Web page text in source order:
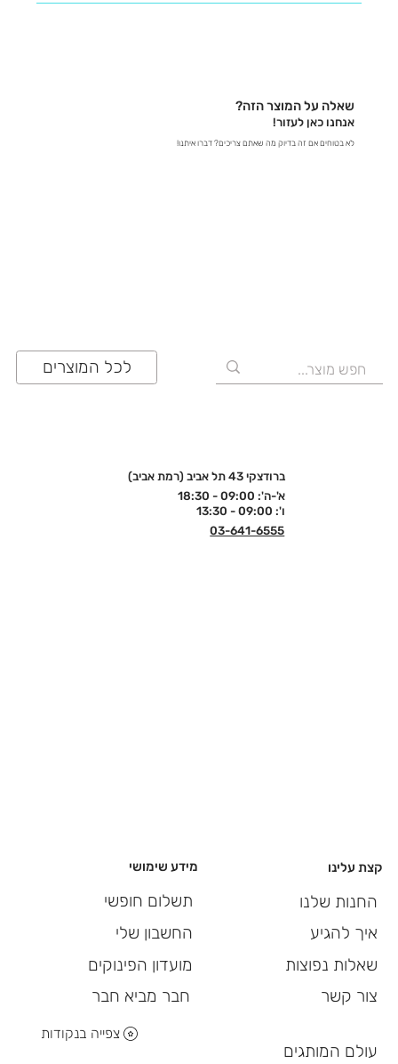
נשמח לעזור לכם למצוא את כל המידע שאתם צריכים! -
ולוודא שתעשו את הבחירה הנכונה!
שאלה על המוצר הזה?
אנחנו כאן לעזור!
לא בטוחים אם זה בדיוק מה שאתם צריכים? דברו איתנו!
לכל המוצרים
ברודצקי 43 תל אביב (רמת אביב)
א'-ה': 09:00 - 18:30
ו': 09:00 - 13:30
03-641-6555
מידע שימושי
תשלום חופשי
החשבון שלי
מועדון הפינוקים
חבר מביא חבר
צפייה בנקודות
קצת עלינו
החנות שלנו
איך להגיע
שאלות נפוצות
צור קשר
עולם המותגים